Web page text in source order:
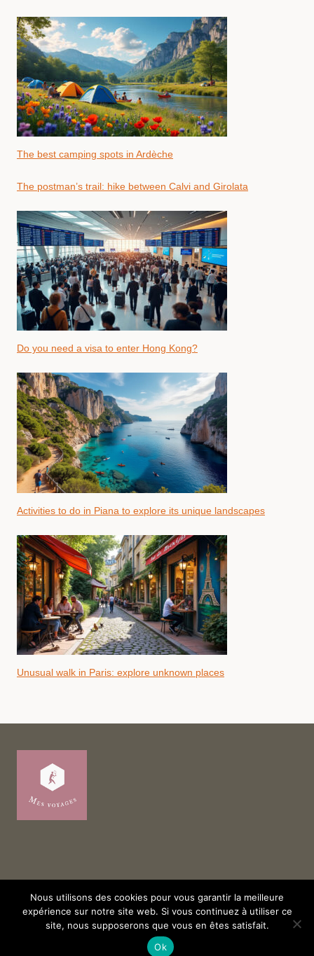
The best camping spots in Ardèche
The postman’s trail: hike between Calvi and Girolata
Do you need a visa to enter Hong Kong?
Activities to do in Piana to explore its unique landscapes
Unusual walk in Paris: explore unknown places
© 2026 Mes voyages
Nous utilisons des cookies pour vous garantir la meilleure
expérience sur notre site web. Si vous continuez à utiliser ce
site, nous supposerons que vous en êtes satisfait.
Ok